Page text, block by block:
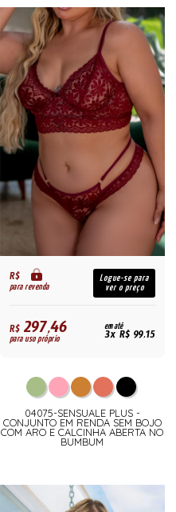
R$
para revenda
Logue-se para
ver o preço
R$297,46
para uso próprio
em até
3x R$ 99,15
04075-SENSUALE PLUS -
CONJUNTO EM RENDA SEM BOJO
COM ARO E CALCINHA ABERTA NO
BUMBUM